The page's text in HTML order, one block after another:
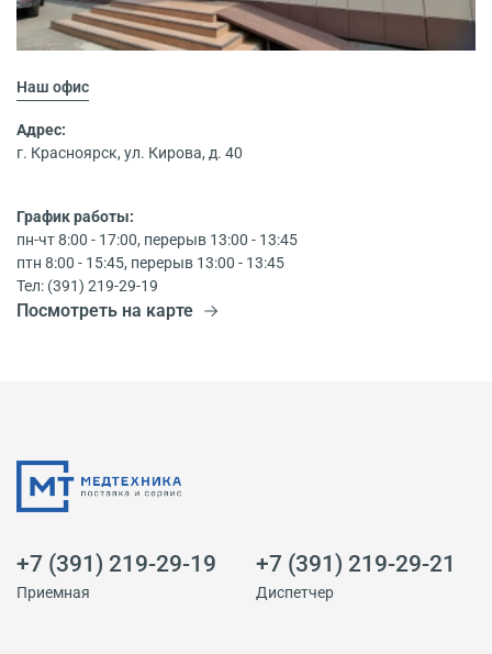
Наш офис
Адрес:
г. Красноярск, ул. Кирова, д. 40
График работы:
пн-чт 8:00 - 17:00, перерыв 13:00 - 13:45
птн 8:00 - 15:45, перерыв 13:00 - 13:45
Тел: (391) 219-29-19
Посмотреть на карте
+7 (391) 219-29-19
Приемная
+7 (391) 219-29-21
Диспетчер